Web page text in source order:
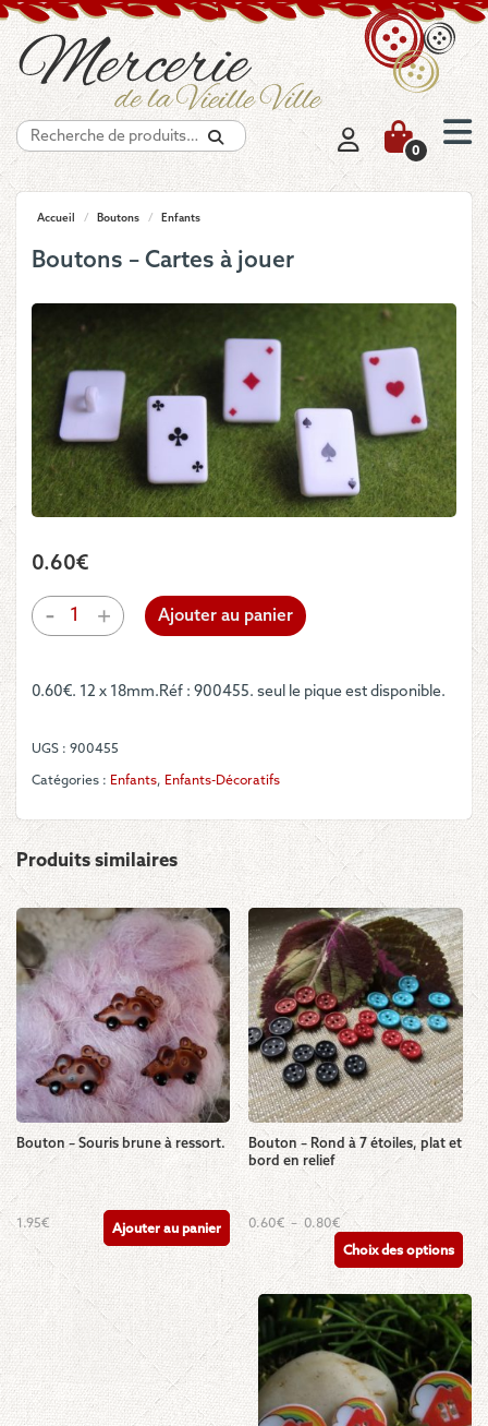
Recherche
0
Accueil / Boutons / Enfants
Boutons – Cartes à jouer
0.60€
-
quantité
de
Cartes
+ Ajouter au panier
0.60€. 12 x 18mm.Réf : 900455. seul le pique est disponible.
UGS : 900455
Catégories : Enfants, Enfants-Décoratifs
Produits similaires
Bouton – Souris brune à ressort.
1.95€ Ajouter au panier
Bouton – Rond à 7 étoiles, plat et
bord en relief
0.60€ – 0.80€Plage
prix :
0.60€
à
0.80€
Choix des options
Ce
produit
plusieurs
variations.
Les
options
peuvent
être
choisies